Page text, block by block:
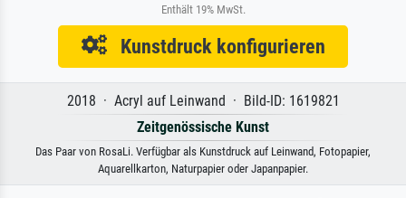
Enthält 19% MwSt.
Kunstdruck konfigurieren
2018 · Acryl auf Leinwand · Bild-ID: 1619821
Zeitgenössische Kunst
Das Paar von RosaLi. Verfügbar als Kunstdruck auf Leinwand, Fotopapier,
Aquarellkarton, Naturpapier oder Japanpapier.